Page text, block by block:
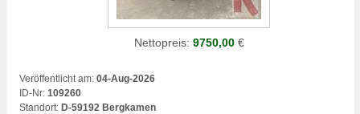
Nettopreis: 9750,00€
Veröffentlicht am: 04-Aug-2026
ID-Nr: 109260
Standort: D-59192 Bergkamen